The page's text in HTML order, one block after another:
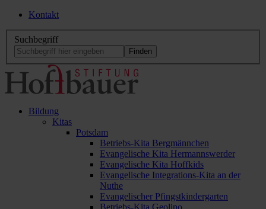
Kontakt
Suchbegriff
Bildung
Kitas
Potsdam
Betriebs-Kita Bergmännchen
Evangelische Kita Hermannswerder
Evangelische Kita Hoffkids
Evangelische Integrations-Kita an der
Nuthe
Evangelischer Pfingstkindergarten
Betriebs-Kita Geolino